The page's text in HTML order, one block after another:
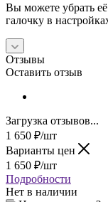
Вы можете убрать
галочку в
Отзывы
Оставить отзыв
Загрузка отзывов...
1 650 ₽/шт
Варианты цен
1 650 ₽/шт
Подробности
Нет в наличии